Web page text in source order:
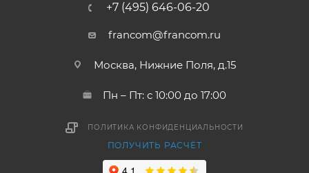
+7 (495) 646-06-20
francom@francom.ru
Москва, Нижние Поля, д.15
Пн – Пт: с 10:00 до 17:00
ПОЛИТИКА КОНФИДЕНЦИАЛЬНОСТИ
ПОЛУЧИТЬ РАСЧЁТ